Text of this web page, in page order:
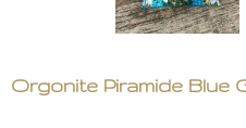
Orgonite Piramide Blue